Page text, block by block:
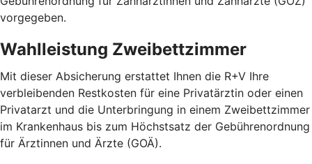
vorgegeben.
Wahlleistung Zweibettzimmer
Mit dieser Absicherung erstattet Ihnen die R+V Ihre
verbleibenden Restkosten für eine Privatärztin oder einen
Privatarzt und die Unterbringung in einem Zweibettzimmer
im Krankenhaus bis zum Höchstsatz der Gebührenordnung
für Ärztinnen und Ärzte (GOÄ).